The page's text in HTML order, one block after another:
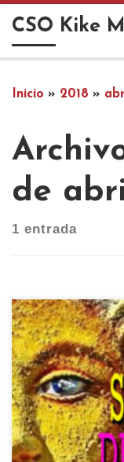
Saltar al
CSO Kike
Inicio » 2018 »
de
1 entrada